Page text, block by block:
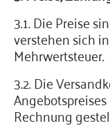
3.1. Die Preise
verstehen sich
Mehrwertsteuer.
3.2. Die
Rechnung